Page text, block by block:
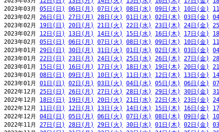
2023年03月 05日(日) 06日(月) 07日(火) 08日(水) 09日(木) 10日(金)
2023年02月 26日(日) 27日(月) 28日(火) 01日(水) 02日(木) 03日(金)
2023年02月 19日(日) 20日(月) 21日(火) 22日(水) 23日(木) 24日(金)
2023年02月 12日(日) 13日(月) 14日(火) 15日(水) 16日(木) 17日(金)
2023年02月 05日(日) 06日(月) 07日(火) 08日(水) 09日(木) 10日(金)
2023年01月 29日(日) 30日(月) 31日(火) 01日(水) 02日(木) 03日(金)
2023年01月 22日(日) 23日(月) 24日(火) 25日(水) 26日(木) 27日(金)
2023年01月 15日(日) 16日(月) 17日(火) 18日(水) 19日(木) 20日(金)
2023年01月 08日(日) 09日(月) 10日(火) 11日(水) 12日(木) 13日(金)
2023年01月 01日(日) 02日(月) 03日(火) 04日(水) 05日(木) 06日(金)
2022年12月 25日(日) 26日(月) 27日(火) 28日(水) 29日(木) 30日(金)
2022年12月 18日(日) 19日(月) 20日(火) 21日(水) 22日(木) 23日(金)
2022年12月 11日(日) 12日(月) 13日(火) 14日(水) 15日(木) 16日(金)
2022年12月 04日(日) 05日(月) 06日(火) 07日(水) 08日(木) 09日(金)
2022年11月 27日(日) 28日(月) 29日(火) 30日(水) 01日(木) 02日(金)